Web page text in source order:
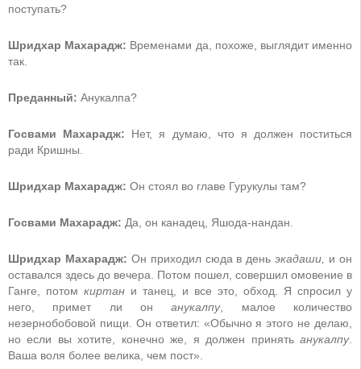
поступать?
Шридхар Махарадж: Временами да, похоже, выглядит именно
так.
Преданный: Анукалпа?
Госвами Махарадж: Нет, я думаю, что я должен поститься
ради Кришны.
Шридхар Махарадж: Он стоял во главе Гурукулы там?
Госвами Махарадж: Да, он канадец, Яшода-нандан.
Шридхар Махарадж: Он приходил сюда в деньэкадаши,
и он
оставался здесь до вечера. Потом пошел, совершил омовение в
Ганге, потом киртан и танец, и все это, обход. Я спросил у
него, примет ли онанукалпу, малое количество
незернобобовой пищи. Он ответил: «Обычно я этого не делаю,
но если вы хотите, конечно же, я должен принять анукалпу.
Ваша воля более велика, чем пост».